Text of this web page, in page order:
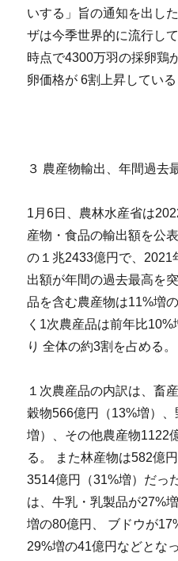
いする」旨の通知を出し
ザは今季世界的に流行し
時点で4300万羽の採卵鶏
卵価格が 6割上昇している
３ 農産物輸出、年間過去
1月6日、農林水産省は
産物・食品の輸出額を公
の１兆2433億円で、2021
出額が年間の過去最高を
品を含む農産物は11%増
く1次農産品は前年比
り 全体の約3割を占める。
１次農産品の内訳は、畜
穀物566億円（13%増）
増）、その他農産物1122
る。 また林産物は582億
3514億円（31%増）だっ
は、牛乳・乳製品が27%
増の80億円、 ブドウが
29%増の41億円などとな